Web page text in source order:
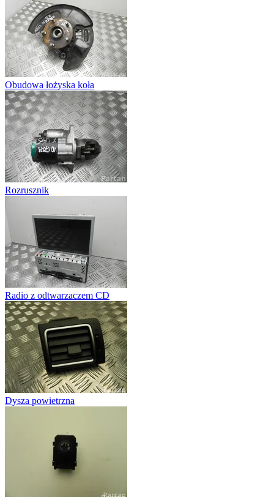
Obudowa łożyska koła
Rozrusznik
Radio z odtwarzaczem CD
Dysza powietrzna